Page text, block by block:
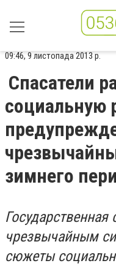
09:46, 9 листопада 2013 р.
Спасатели
социальную
зимнего
чрезвычайным
сюжеты